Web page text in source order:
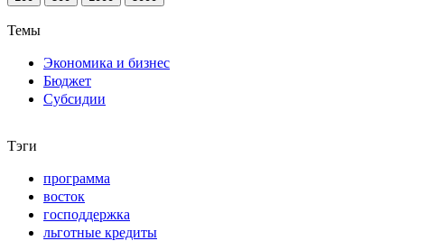
Темы
Экономика и бизнес
Бюджет
Субсидии
Тэги
программа
восток
господдержка
льготные кредиты